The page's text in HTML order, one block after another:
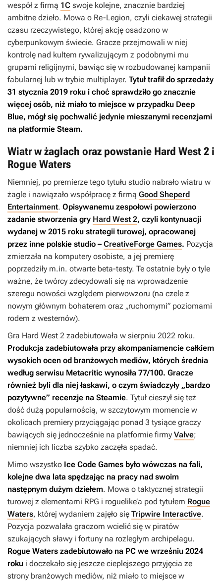
wespół z firmą 1C swoje kolejne, znacznie bardziej
ambitne dzieło. Mowa o Re-Legion, czyli ciekawej strategii
czasu rzeczywistego, której akcję osadzono w
cyberpunkowym świecie. Gracze przejmowali w niej
kontrolę nad kultem rywalizującym z podobnymi mu
grupami religijnymi, bawiąc się w rozbudowanej kampanii
fabularnej lub w trybie multiplayer. Tytuł trafił do sprzedaży
31 stycznia 2019 roku i choć sprawdziło go znacznie
więcej osób, niż miało to miejsce w przypadku Deep
Blue, mógł się pochwalić jedynie mieszanymi recenzjami
na platformie Steam.
Wiatr w żaglach oraz powstanie Hard West 2 i
Rogue Waters
Niemniej, po premierze tego tytułu studio nabrało wiatru w
żagle i nawiązało współpracę z firmą Good Sheperd
Entertainment. Opisywanemu zespołowi powierzono
zadanie stworzenia gry Hard West 2, czyli kontynuacji
wydanej w 2015 roku strategii turowej, opracowanej
przez inne polskie studio – CreativeForge Games. Pozycja
zmierzała na komputery osobiste, a jej premierę
poprzedziły m.in. otwarte beta-testy. Te ostatnie były o tyle
ważne, że twórcy zdecydowali się na wprowadzenie
szeregu nowości względem pierwowzoru (na czele z
nowym głównym bohaterem oraz „ruchomymi” poziomami
rodem z westernów).
Gra Hard West 2 zadebiutowała w sierpniu 2022 roku.
Produkcja zadebiutowała przy akompaniamencie całkiem
wysokich ocen od branżowych mediów, których średnia
według serwisu Metacritic wynosiła 77/100. Gracze
również byli dla niej łaskawi, o czym świadczyły „bardzo
pozytywne” recenzje na Steamie. Tytuł cieszył się też
dość dużą popularnością, w szczytowym momencie w
okolicach premiery przyciągając ponad 3 tysiące graczy
bawiących się jednocześnie na platformie firmy Valve;
niemniej ich liczba szybko zaczęła spadać.
Mimo wszystko Ice Code Games było wówczas na fali,
kolejne dwa lata spędzając na pracy nad swoim
następnym dużym dziełem. Mowa o taktycznej strategii
turowej z elementami RPG i roguelike’a pod tytułem Rogue
Waters, której wydaniem zajęło się Tripwire Interactive.
Pozycja pozwalała graczom wcielić się w piratów
szukających sławy i fortuny na rozległym archipelagu.
Rogue Waters zadebiutowało na PC we wrześniu 2024
roku i doczekało się jeszcze cieplejszego przyjęcia ze
strony branżowych mediów, niż miało to miejsce w